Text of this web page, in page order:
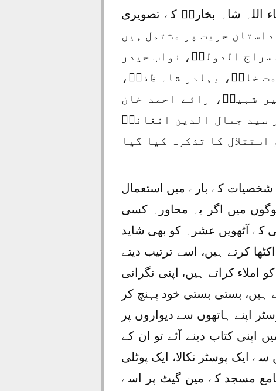
اللہ شاہ بخاریؒ کے تصویری
صفحات ۱۷۵۷ء سے ۱۸۹۴ء تک کی داستان حریت پر مشتمل ہیں
سراج الدولہؒ، نواب حیدر
خانؒ، بہادر شاہ ظفرؒ،
شہیدؒ، رائے احمد خان
سید جمال الدین افغانیؒ
کا تذکرہ کیا گیا
شخصیات کے بارے میں استعمال
میں اگر یہ محاورہ کسی
کے آٹھویں عشرہ کو بھی شاید
کرتے ہیں، اسے ترتیب دیتے
املاء کراتے ہیں، اپنی نگرانی
ہیں، بستی بستی خود پہنچ کر
اپنے ہاتھوں سے دیواروں پر
اپنی کتاب دینے آئے تو ان کے
ایک پوسٹر نکالا، ایک پوٹلی
مسجد کے مین گیٹ پر اسے